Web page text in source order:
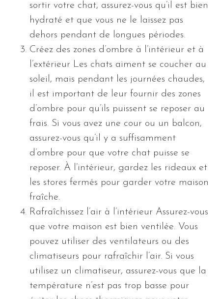
sortir votre chat, assurez-vous qu’il est bien
hydraté et que vous ne le laissez pas
dehors pendant de longues périodes.
Créez des zones d’ombre à l’intérieur et à
l’extérieur Les chats aiment se coucher au
soleil, mais pendant les journées chaudes,
il est important de leur fournir des zones
d’ombre pour qu’ils puissent se reposer au
frais. Si vous avez une cour ou un balcon,
assurez-vous qu’il y a suffisamment
d’ombre pour que votre chat puisse se
reposer. À l’intérieur, gardez les rideaux et
les stores fermés pour garder votre maison
fraîche.
Rafraîchissez l’air à l’intérieur Assurez-vous
que votre maison est bien ventilée. Vous
pouvez utiliser des ventilateurs ou des
climatiseurs pour rafraîchir l’air. Si vous
utilisez un climatiseur, assurez-vous que la
température n’est pas trop basse pour